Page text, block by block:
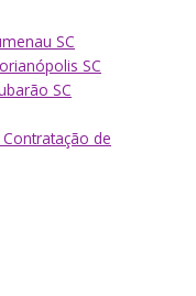
SC
SC
SC
de